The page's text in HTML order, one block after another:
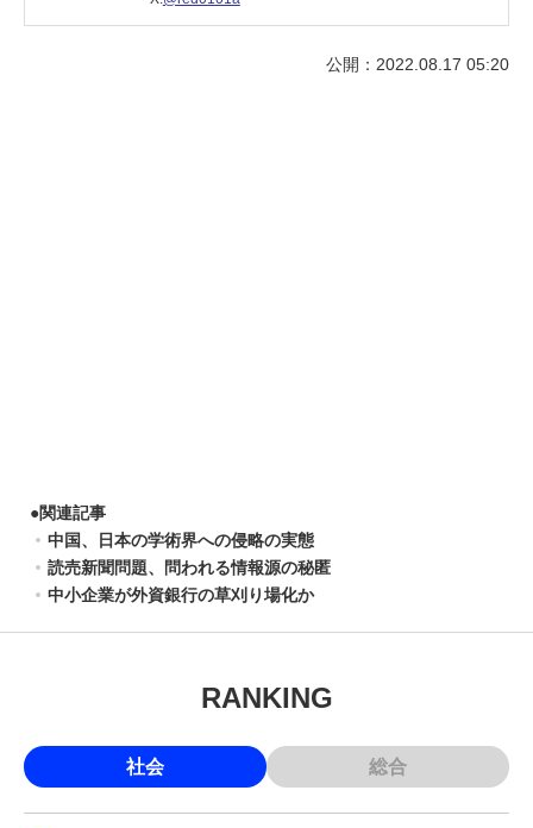
公開：2022.08.17 05:20
●関連記事
中国、日本の学術界への侵略の実態
読売新聞問題、問われる情報源の秘匿
中小企業が外資銀行の草刈り場化か
RANKING
社会 総合